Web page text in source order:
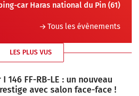
car Haras national du Pin (61)
Tous les évènements
LES PLUS VUS
146 FF-RB-LE : un nouveau
avec salon face-face !